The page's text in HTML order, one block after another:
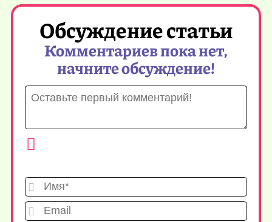
Обсуждение статьи
Комментариев пока нет,
начните обсуждение!
Имя*